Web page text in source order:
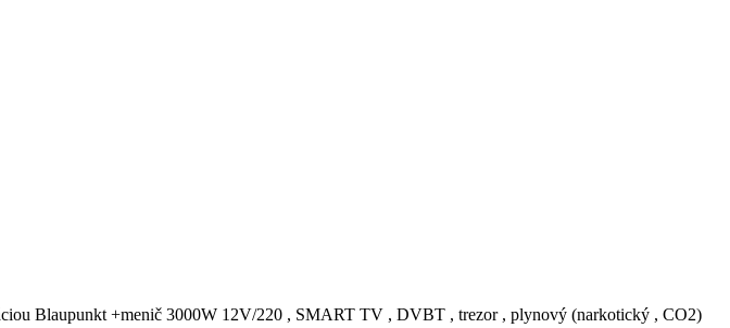
Blaupunkt +menič 3000W 12V/220 , SMART TV , DVBT , trezor , plynový (narkotický , CO2)